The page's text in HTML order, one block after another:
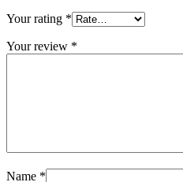
Your rating *
Your review *
Name *